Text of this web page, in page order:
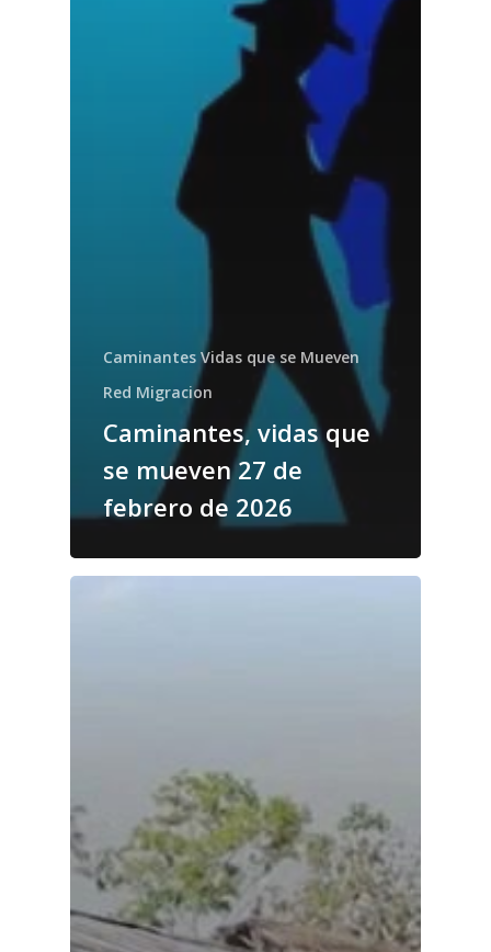
Caminantes Vidas que se Mueven
Red Migracion
Caminantes, vidas que
se mueven 27 de
febrero de 2026